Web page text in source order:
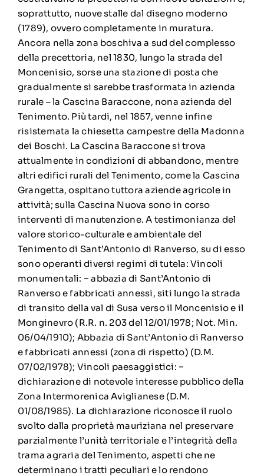
soprattutto, nuove stalle dal disegno moderno
(1789), ovvero completamente in muratura.
Ancora nella zona boschiva a sud del complesso
della precettoria, nel 1830, lungo la strada del
Moncenisio, sorse una stazione di posta che
gradualmente si sarebbe trasformata in azienda
rurale – la Cascina Baraccone, nona azienda del
Tenimento. Più tardi, nel 1857, venne infine
risistemata la chiesetta campestre della Madonna
dei Boschi. La Cascina Baraccone si trova
attualmente in condizioni di abbandono, mentre
altri edifici rurali del Tenimento, come la Cascina
Grangetta, ospitano tuttora aziende agricole in
attività; sulla Cascina Nuova sono in corso
interventi di manutenzione. A testimonianza del
valore storico-culturale e ambientale del
Tenimento di Sant’Antonio di Ranverso, su di esso
sono operanti diversi regimi di tutela: Vincoli
monumentali: − abbazia di Sant’Antonio di
Ranverso e fabbricati annessi, siti lungo la strada
di transito della val di Susa verso il Moncenisio e il
Monginevro (R.R. n. 203 del 12/01/1978; Not. Min.
06/04/1910); Abbazia di Sant’Antonio di Ranverso
e fabbricati annessi (zona di rispetto) (D.M.
07/02/1978); Vincoli paesaggistici: −
dichiarazione di notevole interesse pubblico della
Zona Intermorenica Aviglianese (D.M.
01/08/1985). La dichiarazione riconosce il ruolo
svolto dalla proprietà mauriziana nel preservare
parzialmente l’unità territoriale e l’integrità della
trama agraria del Tenimento, aspetti che ne
determinano i tratti peculiari e lo rendono